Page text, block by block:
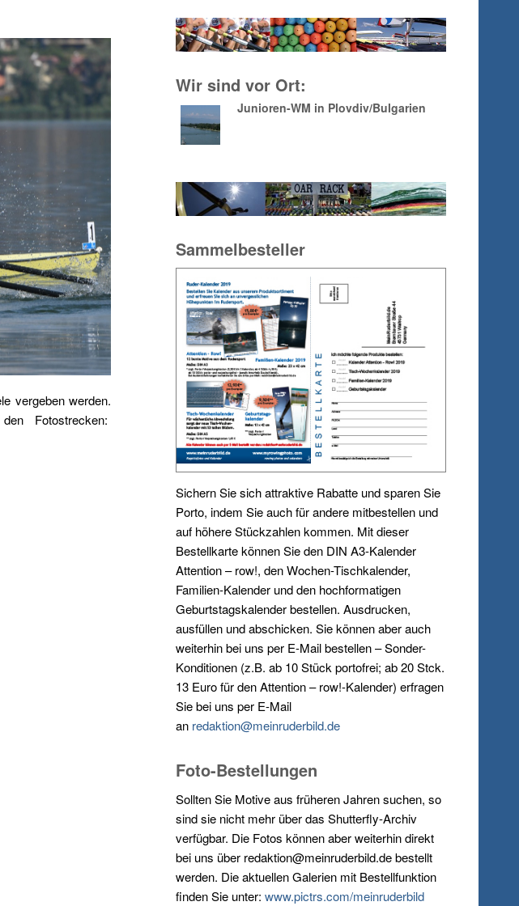
vergeben werden.
Fotostrecken:
Wir sind vor Ort:
Junioren-WM in Plovdiv/Bulgarien
Sammelbesteller
Sichern Sie sich attraktive Rabatte und sparen Sie
Porto, indem Sie auch für andere mitbestellen und
auf höhere Stückzahlen kommen. Mit dieser
Bestellkarte können Sie den DIN A3-Kalender
Attention – row!, den Wochen-Tischkalender,
Familien-Kalender und den hochformatigen
Geburtstagskalender bestellen. Ausdrucken,
ausfüllen und abschicken. Sie können aber auch
weiterhin bei uns per E-Mail bestellen – Sonder-
Konditionen (z.B. ab 10 Stück portofrei; ab 20 Stck.
13 Euro für den Attention – row!-Kalender) erfragen
Sie bei uns per E-Mail
an redaktion@meinruderbild.de
Foto-Bestellungen
Sollten Sie Motive aus früheren Jahren suchen, so
sind sie nicht mehr über das Shutterfly-Archiv
verfügbar. Die Fotos können aber weiterhin direkt
bei uns über redaktion@meinruderbild.de bestellt
werden. Die aktuellen Galerien mit Bestellfunktion
finden Sie unter: www.pictrs.com/meinruderbild